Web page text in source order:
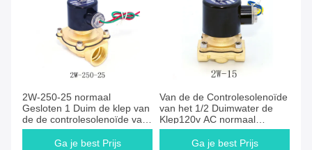
2W-250-25 normaal
Gesloten 1 Duim de klep van
de de controlesolenoïde van
het 12 voltwater
Ga je best Prijs
Van de de Controlesolenoïde
van het 1/2 Duimwater de
Klep120v AC normaal
Gesloten de Certificatie van
Ga je best Prijs